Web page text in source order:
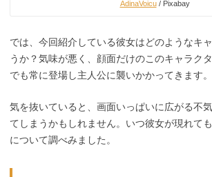
AdinaVoicu/ Pixabay
では、今回紹介している彼女はどのようなキ
うか？気味が悪く、顔面だけのこのキャラク
でも常に登場し主人公に襲いかかってきます。
気を抜いていると、画面いっぱいに広がる不
てしまうかもしれません。いつ彼女が現れて
について調べみました。